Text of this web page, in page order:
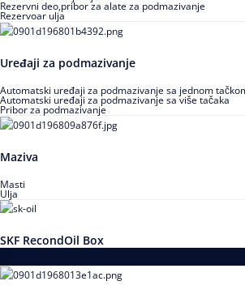
Rezervni deo,pribor za alate za podmazivanje
Rezervoar ulja
Uređaji za podmazivanje
Automatski uređaji za podmazivanje sa jednom
Automatski uređaji za podmazivanje sa više tačaka
Pribor za podmazivanje
Maziva
Masti
Ulja
SKF RecondOil Box